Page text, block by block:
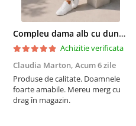
Compleu dama alb cu dungi laterale in nuante de verde si negru
Achizitie verificata
Claudia Marton, Acum 6 zile
Produse de calitate. Doamnele
foarte amabile. Mereu merg cu
drag în magazin.